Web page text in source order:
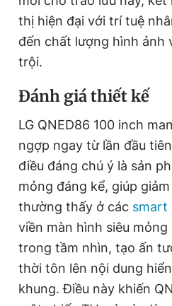
Đọc Thanh Niên trên điện
Theo dõi báo trên
Hotline
0906 645 777
Đặt báo Quảng cáo RSS
Tổng biên tập: Nguyễn Ngọc Toàn
Phó tổng biên tập thường trực: Hải
Phó tổng biên tập: Lâm Hiếu Dũng
Phó tổng biên tập: Trần Việt Hưng
Tổng thư ký tòa soạn: Đức Trung
thị hiện đại với trí tuệ
đến chất lượng hình ảnh
trội.
Đánh giá thiết kế
LG QNED86 100 inch
ngợp ngay từ lần đầu
điều đáng chú ý là sản
mỏng đáng kể, giúp
thường thấy ở các smart
viền màn hình siêu
trong tầm nhìn, tạo ấn
thời tôn lên nội dung
khung. Điều này khiến